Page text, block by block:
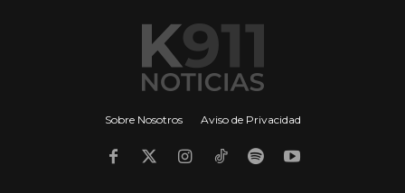
Sobre Nosotros Aviso de Privacidad